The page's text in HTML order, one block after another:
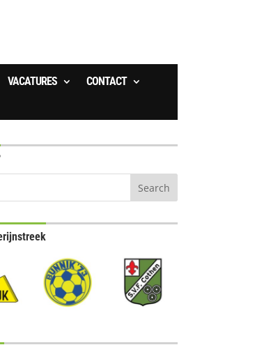
VACATURES
CONTACT